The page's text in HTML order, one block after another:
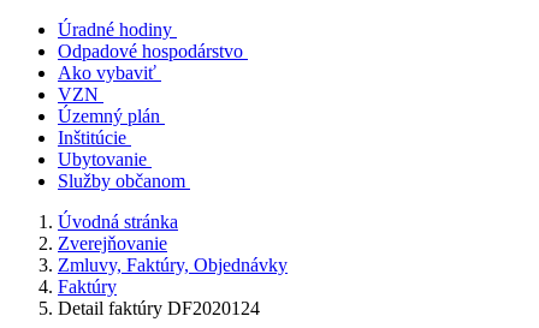
Úradné hodiny
Odpadové hospodárstvo
Ako vybaviť
VZN
Územný plán
Inštitúcie
Ubytovanie
Služby občanom
Úvodná stránka
Zverejňovanie
Zmluvy, Faktúry, Objednávky
Faktúry
Detail faktúry DF2020124